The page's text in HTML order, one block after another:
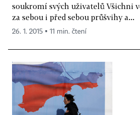
soukromí svých uživatelů Všichni
za sebou i před sebou průšvihy a...
26. 1. 2015 ▪ 11 min. čtení